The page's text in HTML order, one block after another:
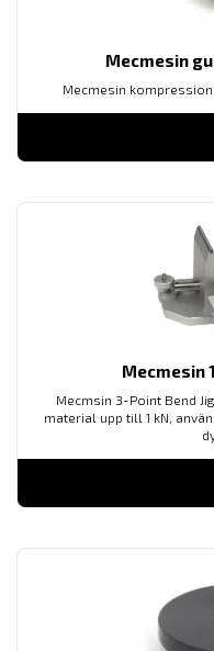
Mecmesin
Mecmesin
Mecmesin
Mecmsin 3-Point Bend
material upp till 1 kN,